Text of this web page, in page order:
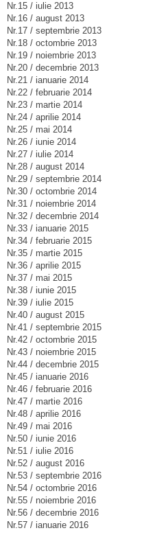
Nr.15 / iulie 2013
Nr.16 / august 2013
Nr.17 / septembrie 2013
Nr.18 / octombrie 2013
Nr.19 / noiembrie 2013
Nr.20 / decembrie 2013
Nr.21 / ianuarie 2014
Nr.22 / februarie 2014
Nr.23 / martie 2014
Nr.24 / aprilie 2014
Nr.25 / mai 2014
Nr.26 / iunie 2014
Nr.27 / iulie 2014
Nr.28 / august 2014
Nr.29 / septembrie 2014
Nr.30 / octombrie 2014
Nr.31 / noiembrie 2014
Nr.32 / decembrie 2014
Nr.33 / ianuarie 2015
Nr.34 / februarie 2015
Nr.35 / martie 2015
Nr.36 / aprilie 2015
Nr.37 / mai 2015
Nr.38 / iunie 2015
Nr.39 / iulie 2015
Nr.40 / august 2015
Nr.41 / septembrie 2015
Nr.42 / octombrie 2015
Nr.43 / noiembrie 2015
Nr.44 / decembrie 2015
Nr.45 / ianuarie 2016
Nr.46 / februarie 2016
Nr.47 / martie 2016
Nr.48 / aprilie 2016
Nr.49 / mai 2016
Nr.50 / iunie 2016
Nr.51 / iulie 2016
Nr.52 / august 2016
Nr.53 / septembrie 2016
Nr.54 / octombrie 2016
Nr.55 / noiembrie 2016
Nr.56 / decembrie 2016
Nr.57 / ianuarie 2016